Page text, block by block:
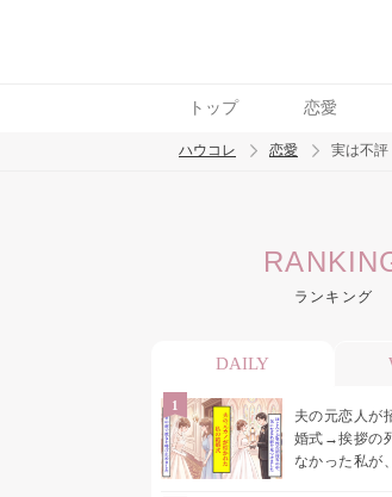
トップ 恋愛
トレンド ワード
ハウコレ 恋愛 実は不評
ランキング
DAILY
夫の元恋人が
婚式→挨拶の
なかった私が